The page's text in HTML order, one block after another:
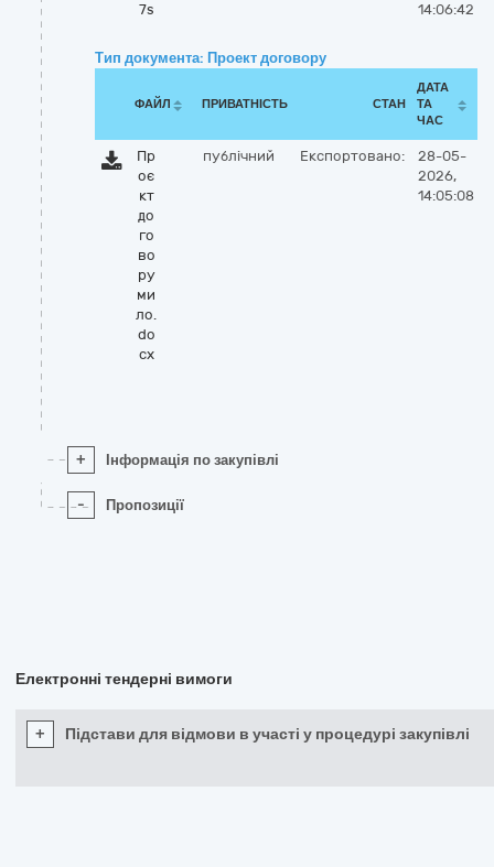
7s 14:06:42
Тип документа: Проект договору
ФАЙЛ ПРИВАТНІСТЬ СТАН
ДАТА
ТА
ЧАС
Пр
оє
кт
до
го
во
ру
ми
ло.
do
cx
публічний Експортовано:
28-05-
2026,
14:05:08
+ Інформація по закупівлі
- Пропозиції
Електронні тендерні вимоги
+ Підстави для відмови в участі у процедурі закупівлі